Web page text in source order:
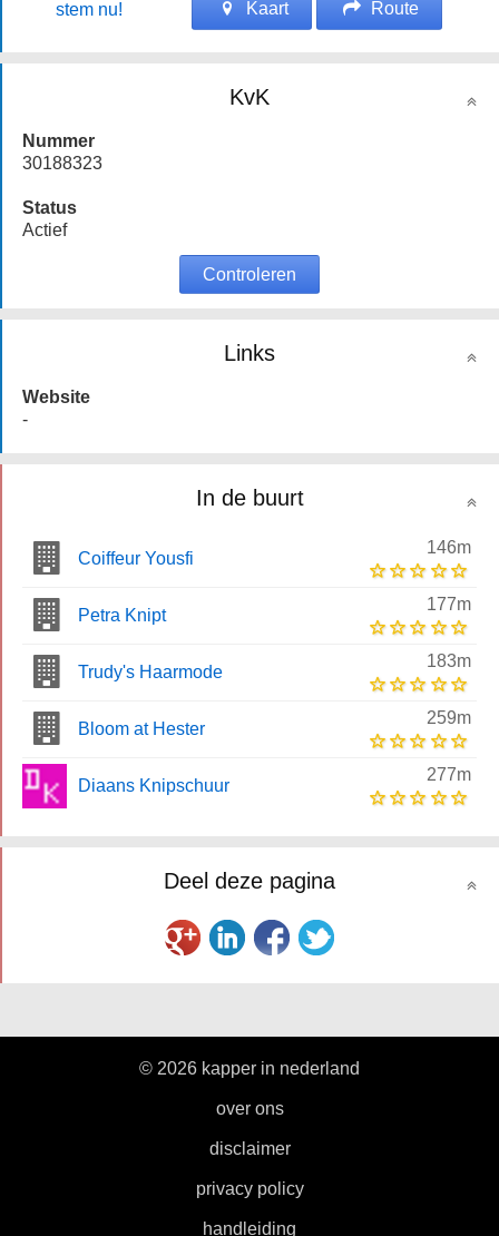
stem nu! Kaart Route
KvK
Nummer
30188323
Status
Actief
Controleren
Links
Website
-
In de buurt
Coiffeur Yousfi
146m
Petra Knipt
177m
Trudy's Haarmode
183m
Bloom at Hester
259m
Diaans Knipschuur
277m
Deel deze pagina
© 2026 kapper in nederland
over ons
disclaimer
privacy policy
handleiding